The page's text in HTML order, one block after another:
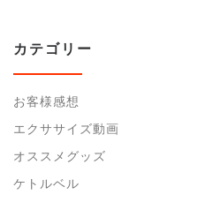
カテゴリー
お客様感想
エクササイズ動画
オススメグッズ
ケトルベル